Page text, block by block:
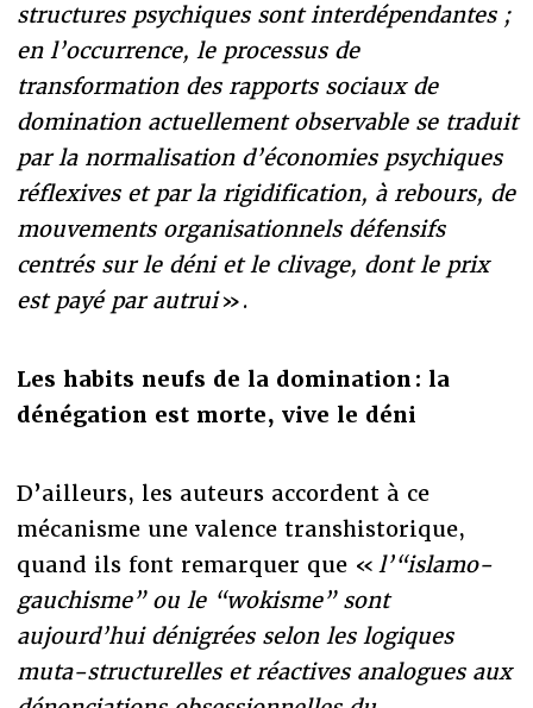
structures psychiques sont interdépendantes ;
en l’occurrence, le processus de
transformation des rapports sociaux de
domination actuellement observable se traduit
par la normalisation d’économies psychiques
réflexives et par la rigidification, à rebours, de
mouvements organisationnels défensifs
centrés sur le déni et le clivage, dont le prix
est payé par autrui».
Les habits neufs de la domination : la
dénégation est morte, vive le déni
D’ailleurs, les auteurs accordent à ce
mécanisme une valence transhistorique,
quand ils font remarquer que « l’“islamo-
gauchisme” ou le “wokisme” sont
aujourd’hui dénigrées selon les logiques
muta-structurelles et réactives analogues aux